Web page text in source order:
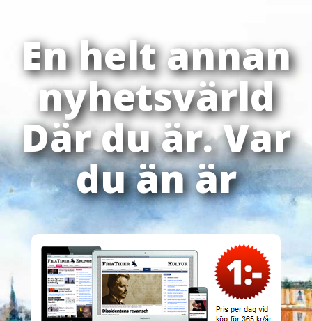
En helt annan
nyhetsvärld
Där du är. Var
du än är